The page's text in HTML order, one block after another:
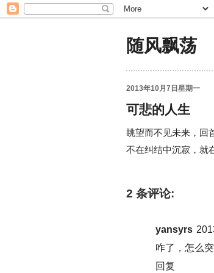
随风飘荡
2013年10月7日星期一
可悲的人生
眺望而不见未来，回
不在纠结中沉寂，就
2 条评论:
yansyrs
咋了，怎么
回复